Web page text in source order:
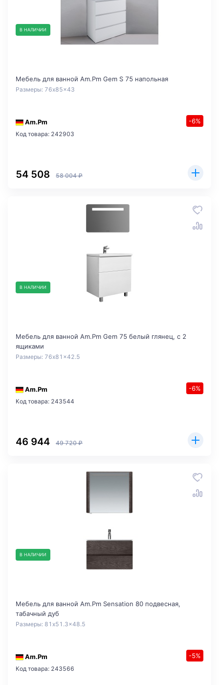
В НАЛИЧИИ
Мебель для ванной Am.Pm Gem S 75 напольная
Размеры: 76x85x43
Am.Pm -6%
Код товара: 242903
54 508 58 004 ₽
В НАЛИЧИИ
Мебель для ванной Am.Pm Gem 75 белый глянец, с 2
ящиками
Размеры: 76x81x42.5
Am.Pm -6%
Код товара: 243544
46 944 49 720 ₽
В НАЛИЧИИ
Мебель для ванной Am.Pm Sensation 80 подвесная,
табачный дуб
Размеры: 81x51.3x48.5
Am.Pm -5%
Код товара: 243566